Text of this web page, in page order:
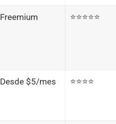
Freemium ⭐⭐⭐⭐⭐
Desde $5/mes ⭐⭐⭐⭐